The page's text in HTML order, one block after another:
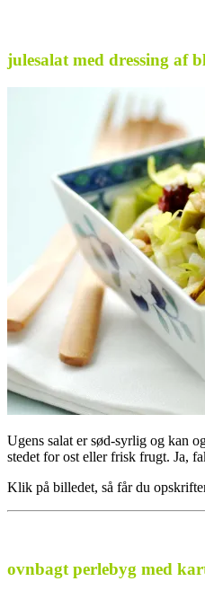
julesalat med dressing af
Ugens salat er sød-syrlig og kan
stedet for ost eller frisk frugt. Ja,
Klik på billedet, så får du
ovnbagt perlebyg med